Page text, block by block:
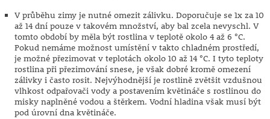
V průběhu zimy je nutné omezit zálivku. Doporučuje se 1x za 10
až 14 dní pouze v takovém množství, aby bal zcela nevyschl. V
tomto období by měla být rostlina v teplotě okolo 4 až 6 °C.
Pokud nemáme možnost umístění v takto chladném prostředí,
je možné přezimovat v teplotách okolo 10 až 14 °C. I tyto teploty
rostlina při přezimování snese, je však dobré kromě omezení
zálivky i často rosit. Nejvýhodnější je rostlině zvětšit vzdušnou
vlhkost odpařovači vody a postavením květináče s rostlinou do
misky naplněné vodou a štěrkem. Vodní hladina však musí být
pod úrovní dna květináče.